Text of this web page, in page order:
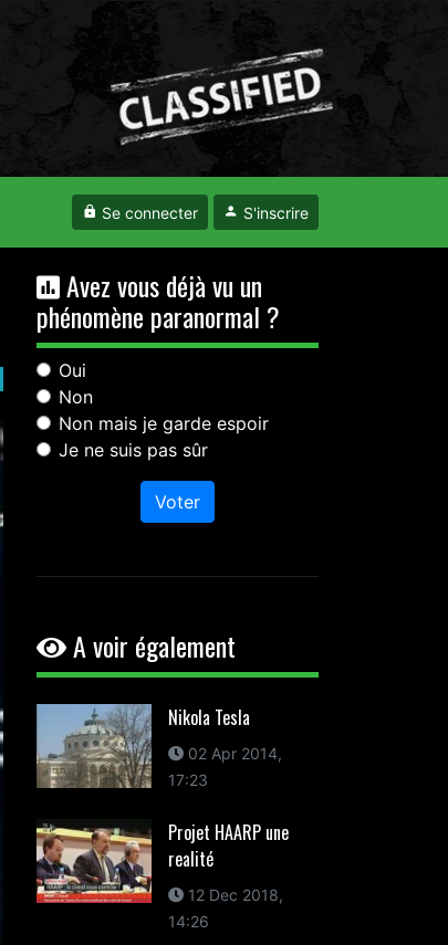
Se connecter S'inscrire
Avez vous déjà vu un
phénomène paranormal ?
Oui
Non
Non mais je garde espoir
Je ne suis pas sûr
Voter
A voir également
Nikola Tesla
02 Apr 2014,
17:23
Projet HAARP une
realité
12 Dec 2018,
14:26